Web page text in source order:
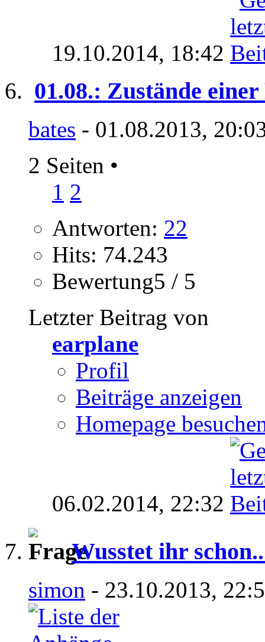
19.10.2014, 18:42
01.08.: Zustände
bates - 01.08.2013,
2 Seiten •
1 2
Antworten: 22
Hits: 74.243
Bewertung5 / 5
Letzter Beitrag von
earplane
Profil
Beiträge anzeigen
Homepage
06.02.2014, 22:32
Wusstet ihr
simon - 23.10.2013,